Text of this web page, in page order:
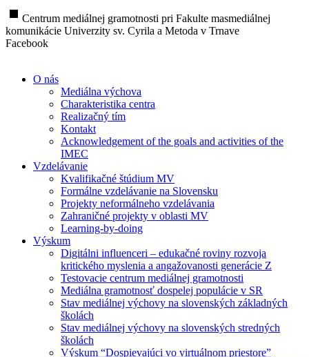
stop Centrum mediálnej gramotnosti pri Fakulte masmediálnej
komunikácie Univerzity sv. Cyrila a Metoda v Trnave
Facebook
O nás
Mediálna výchova
Charakteristika centra
Realizačný tím
Kontakt
Acknowledgement of the goals and activities of the
IMEC
Vzdelávanie
Kvalifikačné štúdium MV
Formálne vzdelávanie na Slovensku
Projekty neformálneho vzdelávania
Zahraničné projekty v oblasti MV
Learning-by-doing
Výskum
Digitálni influenceri – edukačné roviny rozvoja
kritického myslenia a angažovanosti generácie Z
Testovacie centrum mediálnej gramotnosti
Mediálna gramotnosť dospelej populácie v SR
Stav mediálnej výchovy na slovenských základných
školách
Stav mediálnej výchovy na slovenských stredných
školách
Výskum “Dospievajúci vo virtuálnom priestore”